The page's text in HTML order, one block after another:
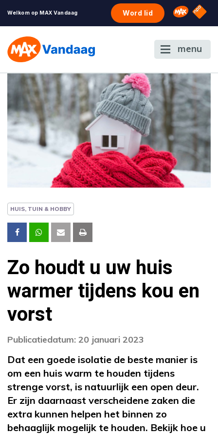
Welkom op MAX Vandaag Word lid Omroep
NPO
menu
HUIS, TUIN & HOBBY
Zo houdt u uw huis
warmer tijdens kou en
vorst
Publicatiedatum: 20 januari 2023
Dat een goede isolatie de beste manier is
om een huis warm te houden tijdens
strenge vorst, is natuurlijk een open deur.
Er zijn daarnaast verscheidene zaken die
extra kunnen helpen het binnen zo
behaaglijk mogelijk te houden. Bekijk hoe u